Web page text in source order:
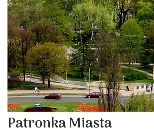
Patronka Miasta